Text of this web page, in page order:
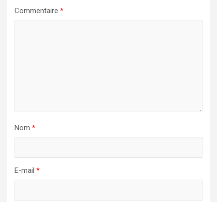
Commentaire *
Nom *
E-mail *